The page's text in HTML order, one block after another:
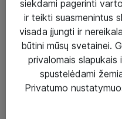
Sprendimai ir
Paslaugos
siekdami pagerinti
ir teikti suasmenintus
visada įjungti ir
būtini mūsų svetainei.
privalomais
spustelėdami
Privatumo